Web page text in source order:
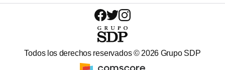
Todos los derechos reservados © 2026 Grupo SDP